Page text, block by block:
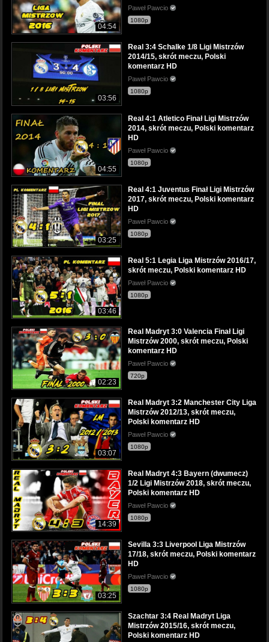
04:54
Paweł Pawcio
1080p
03:56
Real 3:4 Schalke 1/8 Ligi Mistrzów
2014/15, skrót meczu, Polski
komentarz HD
Paweł Pawcio
1080p
04:55
Real 4:1 Atletico Finał Ligi Mistrzów
2014, skrót meczu, Polski komentarz
HD
Paweł Pawcio
1080p
03:25
Real 4:1 Juventus Finał Ligi Mistrzów
2017, skrót meczu, Polski komentarz
HD
Paweł Pawcio
1080p
03:46
Real 5:1 Legia Liga Mistrzów 2016/17,
skrót meczu, Polski komentarz HD
Paweł Pawcio
1080p
02:23
Real Madryt 3:0 Valencia Finał Ligi
Mistrzów 2000, skrót meczu, Polski
komentarz HD
Paweł Pawcio
720p
03:07
Real Madryt 3:2 Manchester City Liga
Mistrzów 2012/13, skrót meczu,
Polski komentarz HD
Paweł Pawcio
1080p
14:39
Real Madryt 4:3 Bayern (dwumecz)
1/2 Ligi Mistrzów 2018, skrót meczu,
Polski komentarz HD
Paweł Pawcio
1080p
03:25
Sevilla 3:3 Liverpool Liga Mistrzów
17/18, skrót meczu, Polski komentarz
HD
Paweł Pawcio
1080p
Szachtar 3:4 Real Madryt Liga
Mistrzów 2015/16, skrót meczu,
Polski komentarz HD